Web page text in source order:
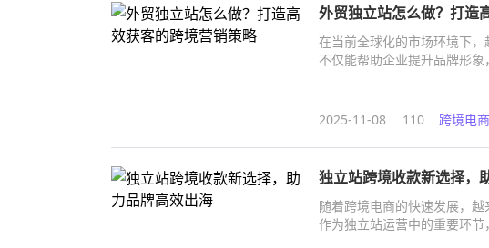
外贸独立站怎么做？打造
在当前全球化的市场环境下
不仅能帮助企业提升品牌形象
2025-11-08 110 跨境电
独立站跨境收款新选择，
随着跨境电商的快速发展，
作为独立站运营中的重要环节